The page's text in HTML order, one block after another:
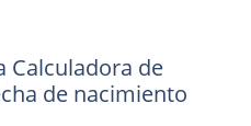
Calculadora de
de nacimiento